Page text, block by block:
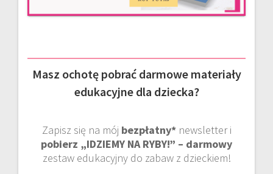
Masz ochotę pobrać darmowe materiały
edukacyjne dla dziecka?
Zapisz się na mój bezpłatny*newsletter i
pobierz „IDZIEMY NA RYBY!” – darmowy
zestaw edukacyjny do zabaw z dzieckiem!